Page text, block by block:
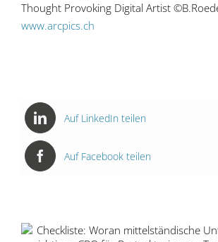
Thought Provoking Digital Artist
www.arcpics.ch
Auf LinkedIn teilen
Auf Facebook teilen